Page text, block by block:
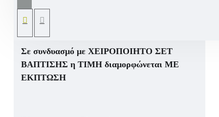
σταυρό.
Σε συνδυασμό με ΧΕΙΡΟΠΟΙΗΤΟ ΣΕΤ
ΒΑΠΤΙΣΗΣ η ΤΙΜΗ διαμορφώνεται ΜΕ
ΕΚΠΤΩΣΗ